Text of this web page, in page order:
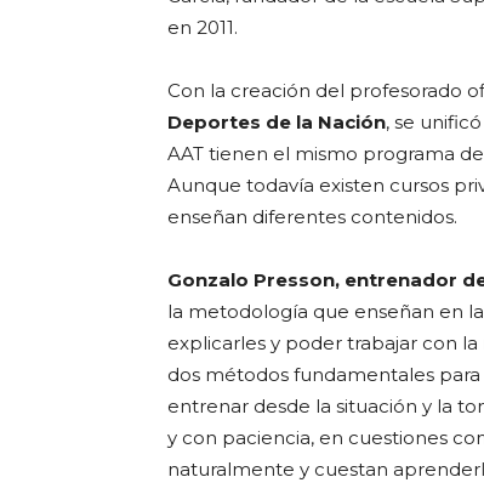
en 2011.
Con la creación del profesorado
Deportes de la Nación, se
AAT tienen el mismo programa
Aunque todavía existen cursos
enseñan diferentes contenidos.
Gonzalo Presson, entrenador
la metodología que enseñan en
explicarles y poder trabajar con
dos métodos fundamentales
entrenar desde la situación y la
y con paciencia, en cuestiones
naturalmente y cuestan